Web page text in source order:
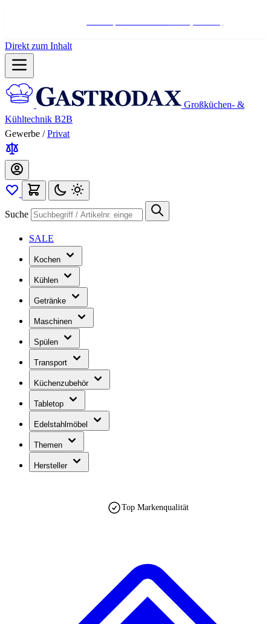
Direkt zum Inhalt
Großküchen- &
Kühltechnik B2B
Gewerbe / Privat
Suche
SALE
Kochen
Kühlen
Getränke
Maschinen
Spülen
Transport
Küchenzubehör
Tabletop
Edelstahlmöbel
Themen
Hersteller
Top Markenqualität